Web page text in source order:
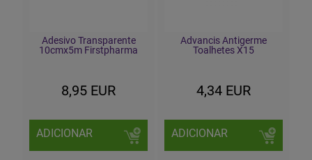
Adesivo Transparente
10cmx5m Firstpharma
8,95 EUR
ADICIONAR
Advancis Antigerme
Toalhetes X15
4,34 EUR
ADICIONAR